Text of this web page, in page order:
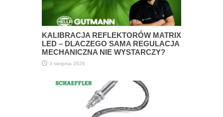
KALIBRACJA REFLEKTORÓW MATRIX
LED – DLACZEGO SAMA REGULACJA
MECHANICZNA NIE WYSTARCZY?
3 sierpnia 2026